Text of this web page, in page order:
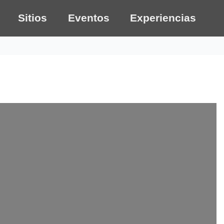
Sitios Eventos Experiencias